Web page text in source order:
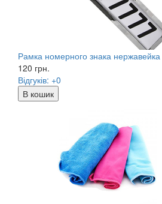
Рамка номерного знака
120 грн.
Відгуків: +0
В кошик